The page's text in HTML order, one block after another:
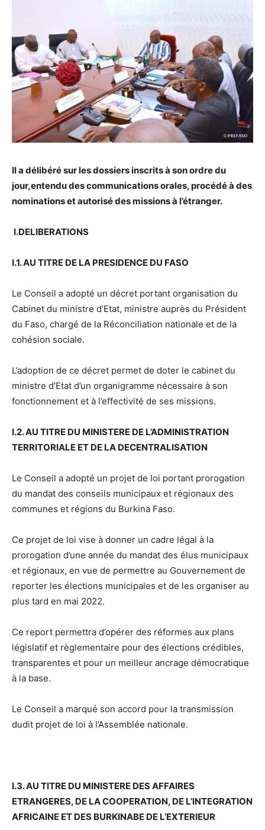
Il a délibéré sur les dossiers inscrits à son ordre du
jour,entendu des communications orales, procédé à des
nominations et autorisé des missions à l’étranger.
I.DELIBERATIONS
I.1. AU TITRE DE LA PRESIDENCE DU FASO
Le Conseil a adopté un décret portant organisation du
Cabinet du ministre d’Etat, ministre auprès du Président
du Faso, chargé de la Réconciliation nationale et de la
cohésion sociale.
L’adoption de ce décret permet de doter le cabinet du
ministre d’Etat d’un organigramme nécessaire à son
fonctionnement et à l’effectivité de ses missions.
I.2. AU TITRE DU MINISTERE DE L’ADMINISTRATION
TERRITORIALE ET DE LA DECENTRALISATION
Le Conseil a adopté un projet de loi portant prorogation
du mandat des conseils municipaux et régionaux des
communes et régions du Burkina Faso.
Ce projet de loi vise à donner un cadre légal à la
prorogation d’une année du mandat des élus municipaux
et régionaux, en vue de permettre au Gouvernement de
reporter les élections municipales et de les organiser au
plus tard en mai 2022.
Ce report permettra d’opérer des réformes aux plans
législatif et règlementaire pour des élections crédibles,
transparentes et pour un meilleur ancrage démocratique
à la base.
Le Conseil a marqué son accord pour la transmission
dudit projet de loi à l’Assemblée nationale.
I.3. AU TITRE DU MINISTERE DES AFFAIRES
ETRANGERES, DE LA COOPERATION, DE L’INTEGRATION
AFRICAINE ET DES BURKINABE DE L’EXTERIEUR